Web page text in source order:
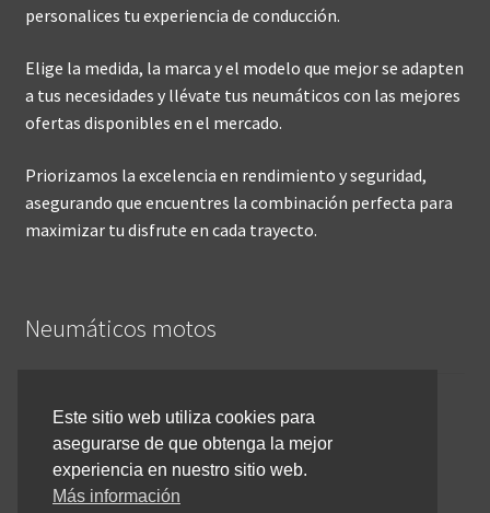
personalices tu experiencia de conducción.
Elige la medida, la marca y el modelo que mejor se adapten
a tus necesidades y llévate tus neumáticos con las mejores
ofertas disponibles en el mercado.
Priorizamos la excelencia en rendimiento y seguridad,
asegurando que encuentres la combinación perfecta para
maximizar tu disfrute en cada trayecto.
Neumáticos motos
Inicio
Cómo comprar online
Devoluciones y reembolsos
Este sitio web utiliza cookies para
asegurarse de que obtenga la mejor
experiencia en nuestro sitio web.
Más información